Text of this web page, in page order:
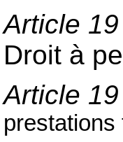
Article
Droit à
Article